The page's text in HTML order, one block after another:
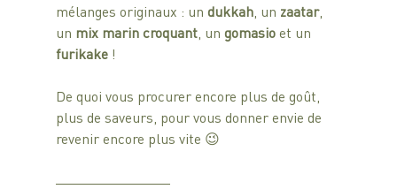
mélanges originaux : un dukkah, un zaatar,
un mix marin croquant, un gomasio et un
furikake !
De quoi vous procurer encore plus de goût,
plus de saveurs, pour vous donner envie de
revenir encore plus vite 😉